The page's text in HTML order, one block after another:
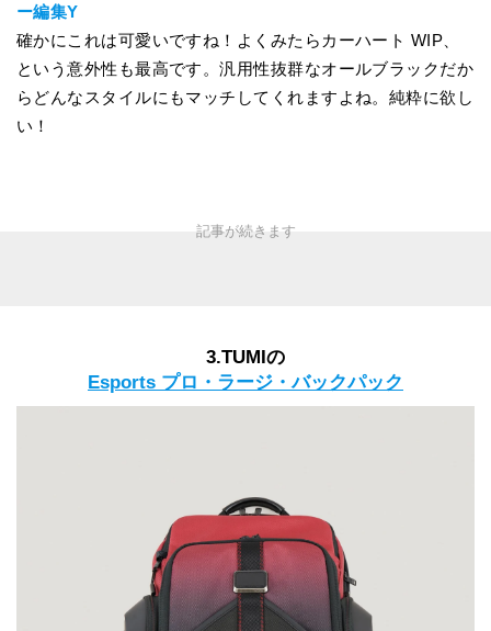
ー編集Y
確かにこれは可愛いですね！よくみたらカーハート WIP、
という意外性も最高です。汎用性抜群なオールブラックだか
らどんなスタイルにもマッチしてくれますよね。純粋に欲し
い！
3.TUMIの
Esports プロ・ラージ・バックパック